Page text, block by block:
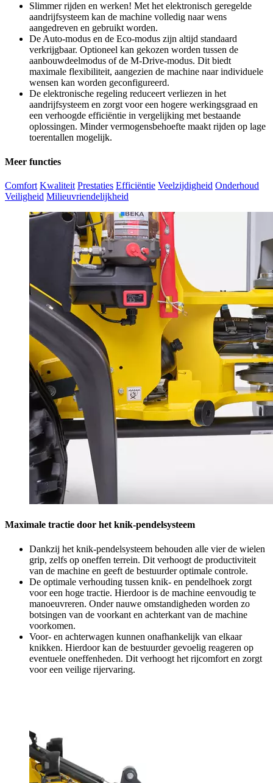
Slimmer rijden en werken! Met het elektronisch geregelde
aandrijfsysteem kan de machine volledig naar wens
aangedreven en gebruikt worden.
De Auto-modus en de Eco-modus zijn altijd standaard
verkrijgbaar. Optioneel kan gekozen worden tussen de
aanbouwdeelmodus of de M-Drive-modus. Dit biedt
maximale flexibiliteit, aangezien de machine naar individuele
wensen kan worden geconfigureerd.
De elektronische regeling reduceert verliezen in het
aandrijfsysteem en zorgt voor een hogere werkingsgraad en
een verhoogde efficiëntie in vergelijking met bestaande
oplossingen. Minder vermogensbehoefte maakt rijden op lage
toerentallen mogelijk.
Meer functies
Comfort Kwaliteit Prestaties Efficiëntie Veelzijdigheid Onderhoud
Veiligheid Milieuvriendelijkheid
Maximale tractie door het knik-pendelsysteem
Dankzij het knik-pendelsysteem behouden alle vier de wielen
grip, zelfs op oneffen terrein. Dit verhoogt de productiviteit
van de machine en geeft de bestuurder optimale controle.
De optimale verhouding tussen knik- en pendelhoek zorgt
voor een hoge tractie. Hierdoor is de machine eenvoudig te
manoeuvreren. Onder nauwe omstandigheden worden zo
botsingen van de voorkant en achterkant van de machine
voorkomen.
Voor- en achterwagen kunnen onafhankelijk van elkaar
knikken. Hierdoor kan de bestuurder gevoelig reageren op
eventuele oneffenheden. Dit verhoogt het rijcomfort en zorgt
voor een veilige rijervaring.